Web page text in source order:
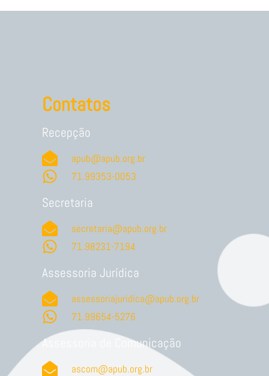
Contatos
Recepção
apub@apub.org.br
71.99353-0053
Secretaria
secretaria@apub.org.br
71.98231-7194
Assessoria Jurídica
assessoriajuridica@apub.org.br
71.99654-5276
Assessoria de Comunicação
ascom@apub.org.br